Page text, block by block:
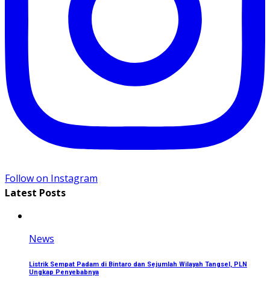
Follow on Instagram
Latest Posts
News
Listrik Sempat Padam di Bintaro dan Sejumlah Wilayah Tangsel, PLN
Ungkap Penyebabnya